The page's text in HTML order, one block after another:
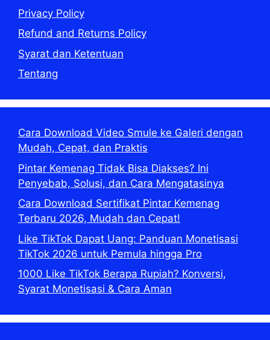
Privacy Policy
Refund and Returns Policy
Syarat dan Ketentuan
Tentang
Cara Download Video Smule ke Galeri dengan
Mudah, Cepat, dan Praktis
Pintar Kemenag Tidak Bisa Diakses? Ini
Penyebab, Solusi, dan Cara Mengatasinya
Cara Download Sertifikat Pintar Kemenag
Terbaru 2026, Mudah dan Cepat!
Like TikTok Dapat Uang: Panduan Monetisasi
TikTok 2026 untuk Pemula hingga Pro
1000 Like TikTok Berapa Rupiah? Konversi,
Syarat Monetisasi & Cara Aman